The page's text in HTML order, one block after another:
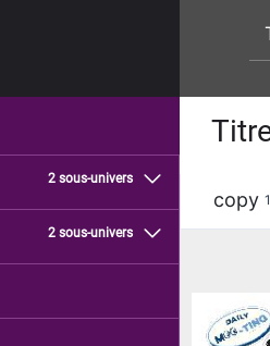
2 sous-univers
2 sous-univers
copy